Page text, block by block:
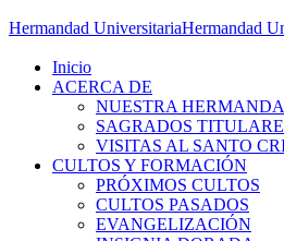
Hermandad UniversitariaHermandad
Inicio
ACERCA DE
NUESTRA
SAGRADOS
VISITAS AL SANTO
CULTOS Y FORMACIÓN
PRÓXIMOS CULTOS
CULTOS PASADOS
EVANGELIZACIÓN